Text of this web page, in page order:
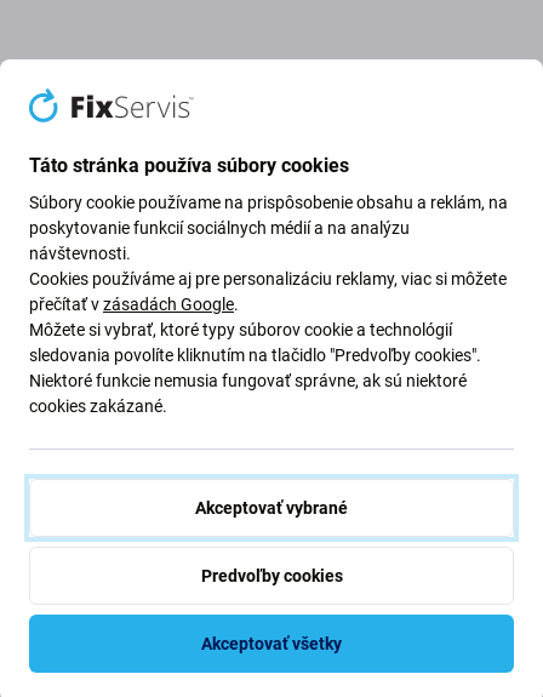
Pneumatika pre Kugoo M4, M4 Pro
Či už máte problém schybnou pneumatikoualebo
hľadátemodernizáciu, tátorezervná pneumatikaje
nevyhnutná pre obnovenie mobility
priľnavosťaodolnosť, zaisťuje plynulú a bezpečnú jazdu
a vracia váš skúter späť do špičkového stavu.
Kvalita náhradných dielov
Náhradné dielyz aftermarketuvyrába tretia strana, nie
priamo výrobca zariadenia. Ide o kópiu originálu a
náhradný diel dodaný ako aftermarket sa môže
Táto stránka používa súbory cookies
Súbory cookie používame na prispôsobenie obsahu a reklám, na
poskytovanie funkcií sociálnych médií a na analýzu
návštevnosti.
Cookies používáme aj pre personalizáciu reklamy, viac si môžete
přečítať vzásadách Google.
Môžete si vybrať, ktoré typy súborov cookie a technológií
sledovania povolíte kliknutím na tlačidlo "Predvoľby cookies".
Niektoré funkcie nemusia fungovať správne, ak sú niektoré
cookies zakázané.
Akceptovať vybrané
Predvoľby cookies
Akceptovať všetky